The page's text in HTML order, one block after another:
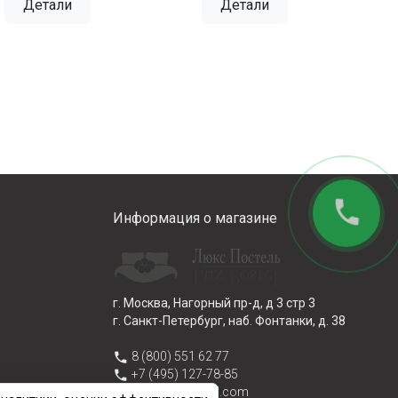
Детали Детали
Информация о магазине
г. Москва, Нагорный пр-д, д 3 стр 3
г. Санкт-Петербург, наб. Фонтанки, д. 38
phone 8 (800) 551 62 77
phone +7 (495) 127-78-85
email info@lux-postel.com
phone